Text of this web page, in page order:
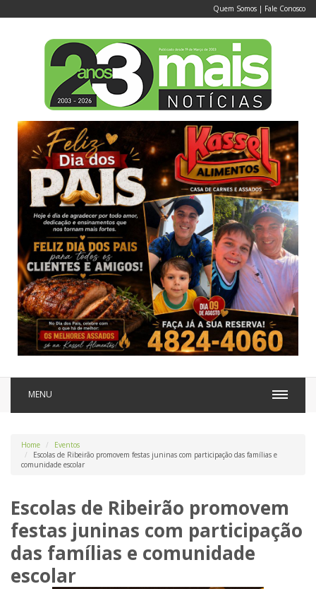
Quem Somos | Fale Conosco
MENU
Home
Eventos
Escolas de Ribeirão promovem festas juninas com participação das famílias e
comunidade escolar
Escolas de Ribeirão promovem
festas juninas com participação
das famílias e comunidade
escolar